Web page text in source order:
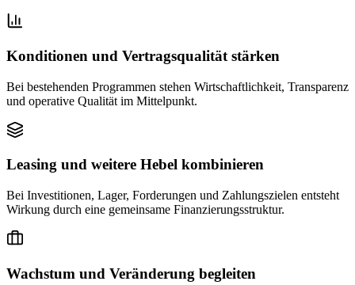
Konditionen und Vertragsqualität stärken
Bei bestehenden Programmen stehen Wirtschaftlichkeit, Transparenz
und operative Qualität im Mittelpunkt.
Leasing und weitere Hebel kombinieren
Bei Investitionen, Lager, Forderungen und Zahlungszielen entsteht
Wirkung durch eine gemeinsame Finanzierungsstruktur.
Wachstum und Veränderung begleiten